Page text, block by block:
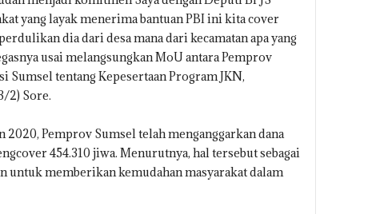
yang layak menerima bantuan PBI ini kita cover
dia dari desa mana dari kecamatan apa yang
usai melangsungkan MoU antara Pemprov
Sumsel tentang Kepesertaan Program JKN,
2) Sore.
Pemprov Sumsel telah menganggarkan dana
454.310 jiwa. Menurutnya, hal tersebut sebagai
memberikan kemudahan masyarakat dalam